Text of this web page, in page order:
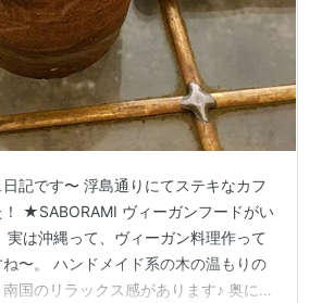
記です〜 浮島通りにてステキなカフ
！ ★SABORAMI ヴィーガンフードがい
実は沖縄って、ヴィーガン料理作って
〜。 ハンドメイド系の木の温もりの
国のリラックス感があります♪ 奥にキ